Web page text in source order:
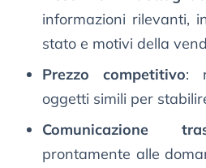
informazioni rilevanti,
stato e motivi della
Prezzo competitivo:
oggetti simili per
Comunicazione
prontamente alle